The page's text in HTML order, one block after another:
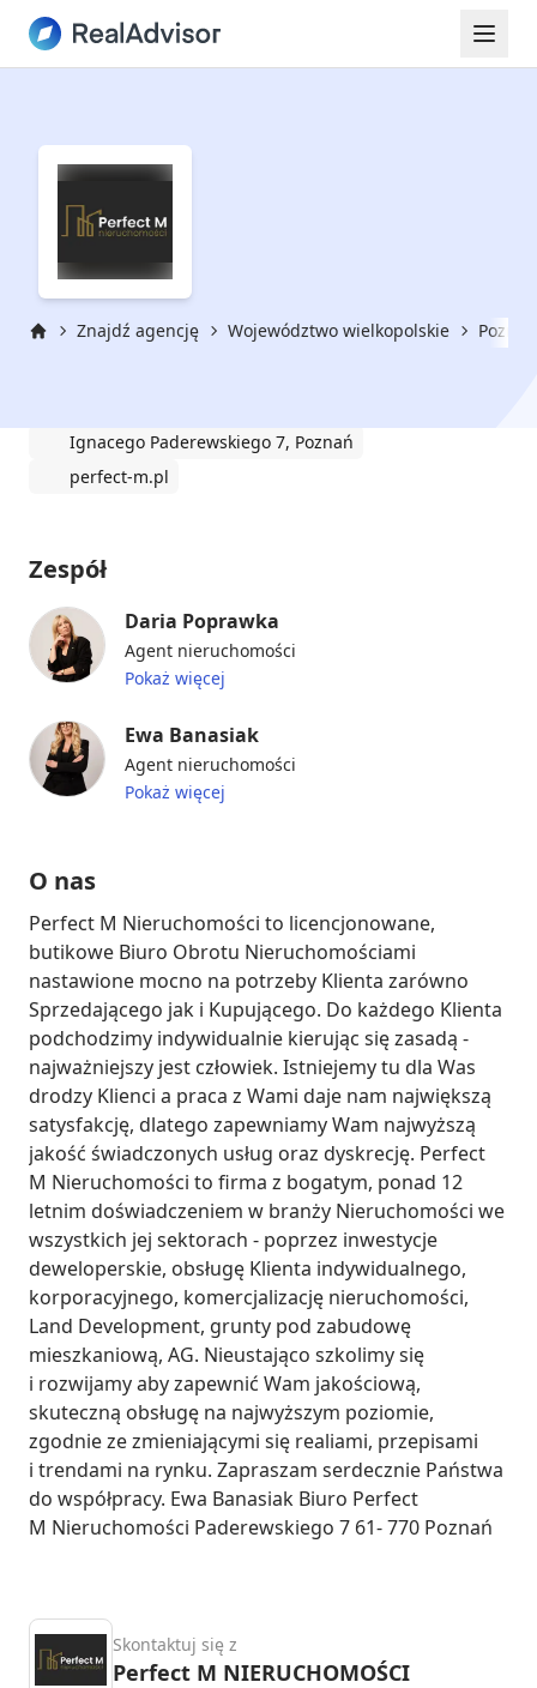
Znajdź agencję Województwo wielkopolskie Poznań
Ignacego Paderewskiego 7, Poznań
perfect-m.pl
Zespół
Daria Poprawka
Agent nieruchomości
Pokaż więcej
Ewa Banasiak
Agent nieruchomości
Pokaż więcej
O nas
Perfect M Nieruchomości to licencjonowane,
butikowe Biuro Obrotu Nieruchomościami
nastawione mocno na potrzeby Klienta zarówno
Sprzedającego jak i Kupującego. Do każdego Klienta
podchodzimy indywidualnie kierując się zasadą -
najważniejszy jest człowiek. Istniejemy tu dla Was
drodzy Klienci a praca z Wami daje nam największą
satysfakcję, dlatego zapewniamy Wam najwyższą
jakość świadczonych usług oraz dyskrecję. Perfect
M Nieruchomości to firma z bogatym, ponad 12
letnim doświadczeniem w branży Nieruchomości we
wszystkich jej sektorach - poprzez inwestycje
deweloperskie, obsługę Klienta indywidualnego,
korporacyjnego, komercjalizację nieruchomości,
Land Development, grunty pod zabudowę
mieszkaniową, AG. Nieustająco szkolimy się
i rozwijamy aby zapewnić Wam jakościową,
skuteczną obsługę na najwyższym poziomie,
zgodnie ze zmieniającymi się realiami, przepisami
i trendami na rynku. Zapraszam serdecznie Państwa
do współpracy. Ewa Banasiak Biuro Perfect
M Nieruchomości Paderewskiego 7 61- 770 Poznań
Skontaktuj się z
Perfect M NIERUCHOMOŚCI